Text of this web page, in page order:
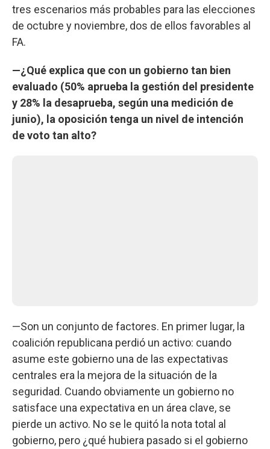
tres escenarios más probables para las elecciones
de octubre y noviembre, dos de ellos favorables al
FA.
—¿Qué explica que con un gobierno tan bien
evaluado (50% aprueba la gestión del presidente
y 28% la desaprueba, según una medición de
junio), la oposición tenga un nivel de intención
de voto tan alto?
—Son un conjunto de factores. En primer lugar, la
coalición republicana perdió un activo: cuando
asume este gobierno una de las expectativas
centrales era la mejora de la situación de la
seguridad. Cuando obviamente un gobierno no
satisface una expectativa en un área clave, se
pierde un activo. No se le quitó la nota total al
gobierno, pero ¿qué hubiera pasado si el gobierno